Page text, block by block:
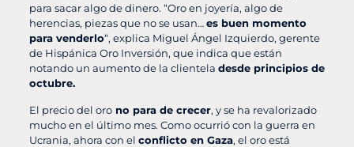
para sacar algo de dinero. “Oro en joyería, algo de
herencias, piezas que no se usan…es buen momento
para venderlo“, explica Miguel Ángel Izquierdo, gerente
de Hispánica Oro Inversión, que indica que están
notando un aumento de la clientela desde principios de
octubre.
El precio del orono para de crecer, y se ha revalorizado
mucho en el último mes. Como ocurrió con la guerra en
Ucrania, ahora con el conflicto en Gaza, el oro está